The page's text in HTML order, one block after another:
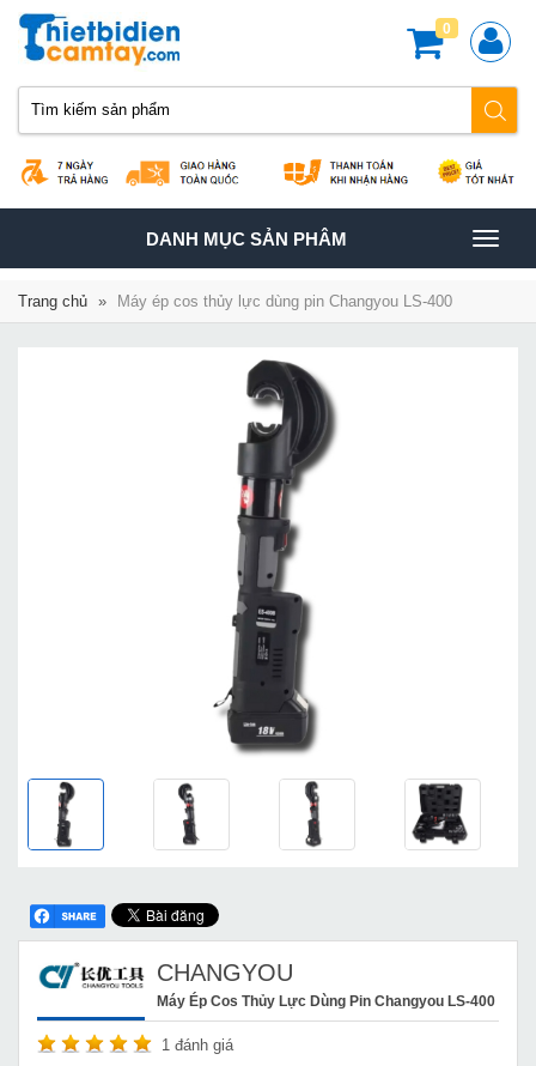
0
TOGGLE
NAVIGATION
DANH MỤC SẢN PHÂM
Trang chủ » Máy ép cos thủy lực dùng pin Changyou LS-400
CHANGYOU
Máy Ép Cos Thủy Lực Dùng Pin Changyou LS-400
1 đánh giá